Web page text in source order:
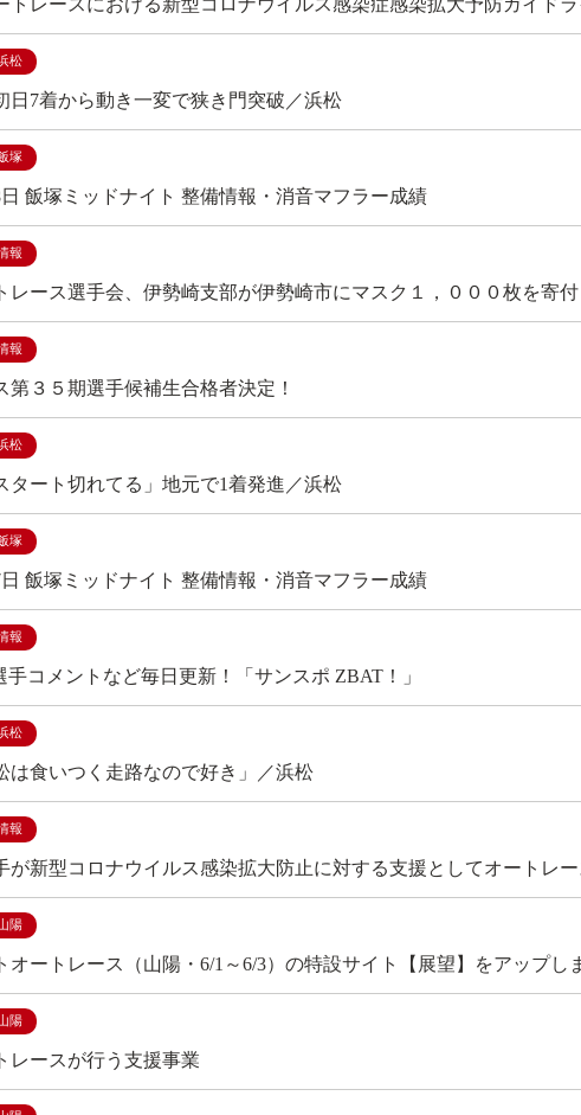
トレースにおける新型コロナウイルス感染症感染拡大予防ガイド
松
日7着から動き一変で狭き門突破／浜松
塚
日 飯塚ミッドナイト 整備情報・消音マフラー成績
報
レース選手会、伊勢崎支部が伊勢崎市にマスク１，０００枚を寄付
報
第３５期選手候補生合格者決定！
松
タート切れてる」地元で1着発進／浜松
塚
日 飯塚ミッドナイト 整備情報・消音マフラー成績
報
手コメントなど毎日更新！「サンスポ ZBAT！」
松
は食いつく走路なので好き」／浜松
報
が新型コロナウイルス感染拡大防止に対する支援としてオートレ
陽
オートレース（山陽・6/1～6/3）の特設サイト【展望】をアップし
陽
レースが行う支援事業